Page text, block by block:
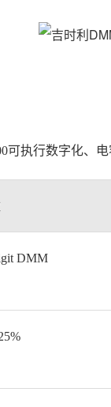
可执行数字化、
DMM